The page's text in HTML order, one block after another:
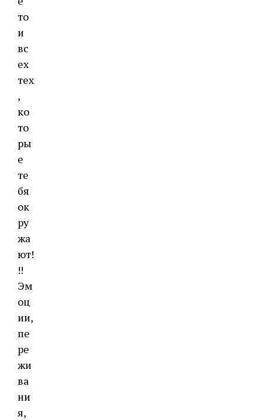
то
и
вс
ех
тех
,
ко
то
ры
е
те
бя
ок
ру
жа
ют!
!!
Эм
оц
ии,
пе
ре
жи
ва
ни
я,